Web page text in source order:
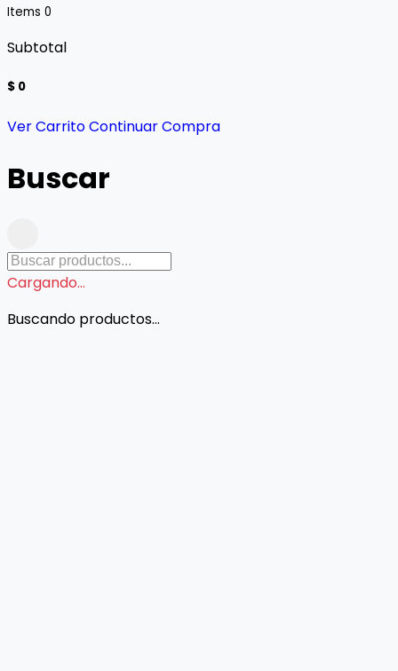
Items 0
Subtotal
$ 0
Ver CarritoContinuar Compra
Buscar
Cargando...
Buscando productos...